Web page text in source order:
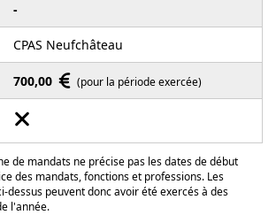
-
CPAS Neufchâteau
700,00 (pour la période exercée)
de mandats ne précise pas les dates de début
des mandats, fonctions et professions. Les
dessus peuvent donc avoir été exercés à des
l'année.